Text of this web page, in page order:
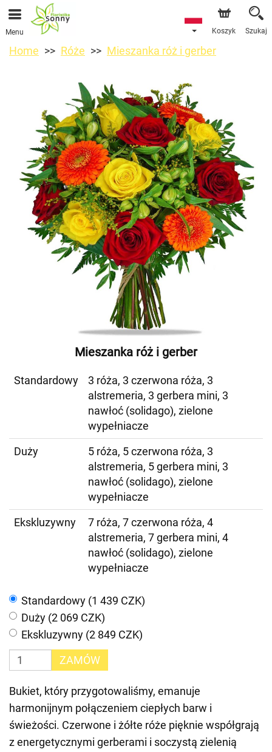
Menu Koszyk Szukaj
Home Róże Mieszanka róż i gerber
Mieszanka róż i gerber
Standardowy
3 róża, 3 czerwona róża, 3
alstremeria, 3 gerbera mini, 3
nawłoć (solidago), zielone
wypełniacze
Duży
5 róża, 5 czerwona róża, 3
alstremeria, 5 gerbera mini, 3
nawłoć (solidago), zielone
wypełniacze
Ekskluzywny
7 róża, 7 czerwona róża, 4
alstremeria, 7 gerbera mini, 4
nawłoć (solidago), zielone
wypełniacze
Standardowy (1 439 CZK)
Duży (2 069 CZK)
Ekskluzywny (2 849 CZK)
ZAMÓW
Bukiet, który przygotowaliśmy, emanuje
harmonijnym połączeniem ciepłych barw i
świeżości. Czerwone i żółte róże pięknie współgrają
z energetycznymi gerberami i soczystą zielenią